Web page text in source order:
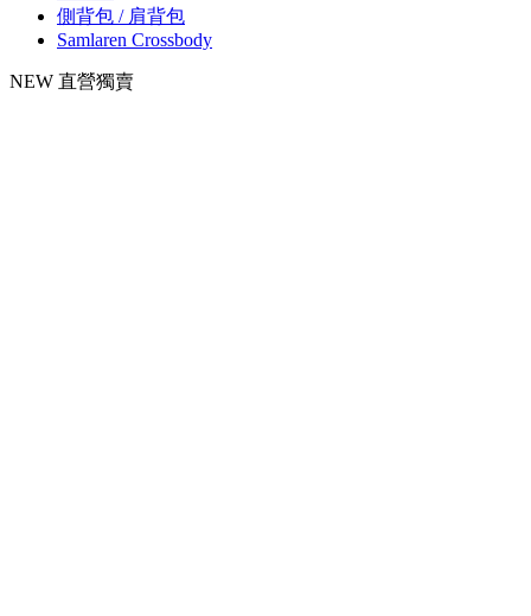
側背包 / 肩背包
Samlaren Crossbody
NEW 直營獨賣